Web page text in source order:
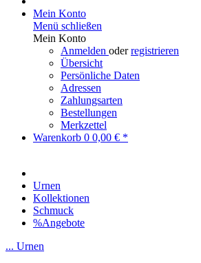
Mein Konto
Menü schließen
Mein Konto
Anmelden oderregistrieren
Übersicht
Persönliche Daten
Adressen
Zahlungsarten
Bestellungen
Merkzettel
Warenkorb 0 0,00 € *
Urnen
Kollektionen
Schmuck
%Angebote
... Urnen